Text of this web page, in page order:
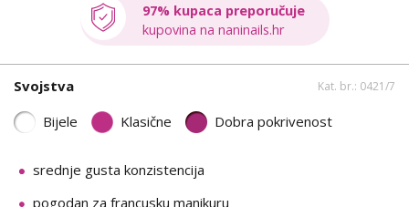
97% kupaca preporučuje
kupovina na naninails.hr
Svojstva Kat. br.: 0421/7
Bijele Klasične Dobra pokrivenost
srednje gusta konzistencija
pogodan za francusku manikuru